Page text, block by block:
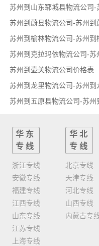
苏州到蔚县物流公司-苏州到
苏州到榆林物流公司-苏州
苏州到壶关物流公司价格表
苏州到龙里物流公司-苏州到
华东
专线
浙江专线
安徽专线
福建专线
江西专线
山东专线
江苏专线
上海专线
华北
专线
北京专线
天津专线
河北专线
山西专线
内蒙古专